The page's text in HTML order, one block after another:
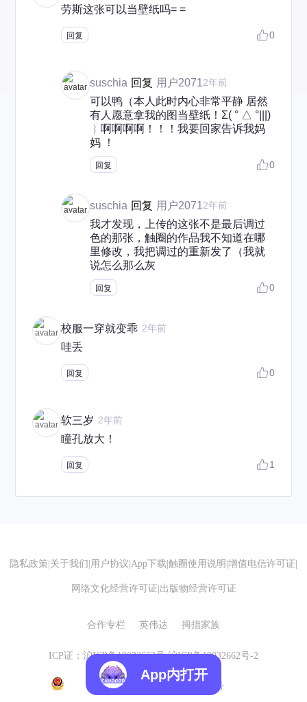
劳斯这张可以当壁纸吗= =
回复 0
suschia 回复 用户20712年前
可以鸭（本人此时内心非常平静 居然
有人愿意拿我的图当壁纸！Σ( ° △ °|||)
︴啊啊啊啊！！！我要回家告诉我妈
妈 ！
回复 0
suschia 回复 用户20712年前
我才发现，上传的这张不是最后调过
色的那张，触圈的作品我不知道在哪
里修改，我把调过的重新发了（我就
说怎么那么灰
回复 0
校服一穿就变乖 2年前
哇丢
回复 0
软三岁 2年前
瞳孔放大！
回复 1
隐私政策 关于我们 用户协议 App下载 触圈使用说明 增值电信许可证
网络文化经营许可证 出版物经营许可证
合作专栏 英伟达 拇指家族
ICP证：沪ICP备19032662号 沪ICP备19032662号-2
沪公网安备 31010602007155号
App内打开